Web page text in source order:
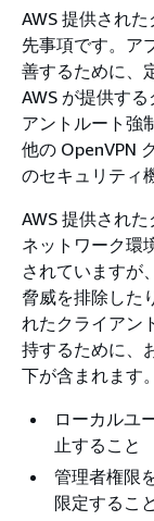
AWS 提供され
先事項です。ア
善するために、
AWS が提供す
アントルート強
他の OpenVPN
のセキュリティ
AWS 提供され
ネットワーク環
されていますが
脅威を排除した
れたクライアン
持するために、
下が含まれます。
ローカルユ
止すること
管理者権限
限定すること